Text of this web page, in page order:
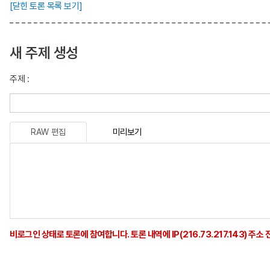
[닫힌 토론 목록 보기]
새 주제 생성
주제 :
RAW 편집 미리보기
비로그인 상태로 토론에 참여합니다. 토론 내역에 IP(216.73.217.143) 주소